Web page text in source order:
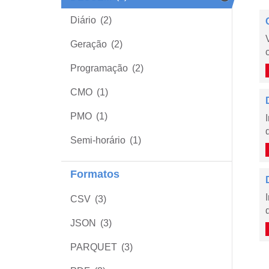
Diário (2)
Geração (2)
Programação (2)
CMO (1)
PMO (1)
Semi-horário (1)
Formatos
CSV (3)
JSON (3)
PARQUET (3)